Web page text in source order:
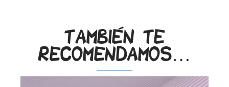
También te
recomendamos…